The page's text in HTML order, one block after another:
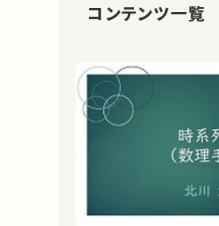
コンテンツ一覧